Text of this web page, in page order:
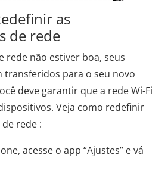
as
de rede
rede não estiver boa, seus
transferidos para o seu novo
deve garantir que a rede Wi-Fi
Veja como redefinir
rede :
acesse o app “Ajustes” e vá